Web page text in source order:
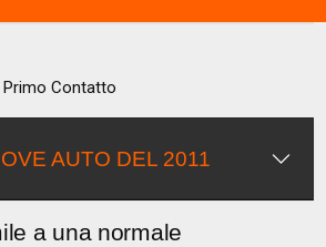
Primo Contatto
AUTO DEL 2011
a una normale